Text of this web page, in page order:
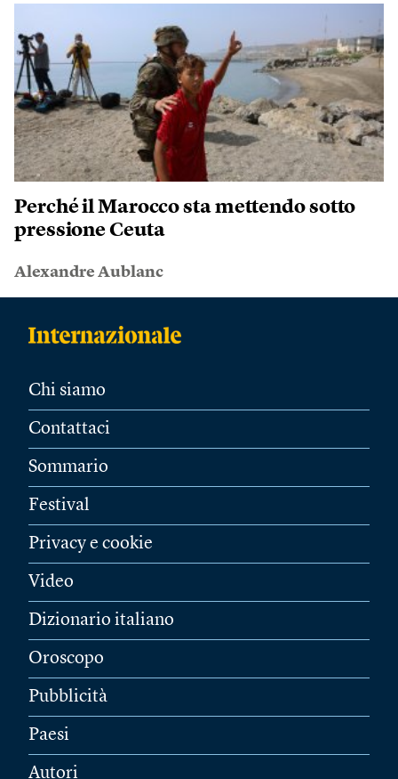
Perché il Marocco sta mettendo sotto
pressione Ceuta
Alexandre Aublanc
Chi siamo
Contattaci
Sommario
Festival
Privacy e cookie
Video
Dizionario italiano
Oroscopo
Pubblicità
Paesi
Autori